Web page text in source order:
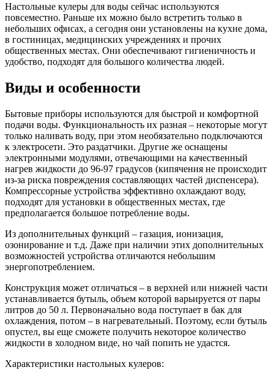
Настольные кулеры для воды сейчас используются
повсеместно. Раньше их можно было встретить только в
небольших офисах, а сегодня они установлены на кухне дома,
в гостиницах, медицинских учреждениях и прочих
общественных местах. Они обеспечивают гигиеничность и
удобство, подходят для большого количества людей.
Виды и особенности
Бытовые приборы используются для быстрой и комфортной
подачи воды. Функциональность их разная – некоторые могут
только наливать воду, при этом необязательно подключаются
к электросети. Это раздатчики. Другие же оснащены
электронными модулями, отвечающими на качественный
нагрев жидкости до 96-97 градусов (кипячения не происходит
из-за риска повреждения составляющих частей диспенсера).
Компрессорные устройства эффективно охлаждают воду,
подходят для установки в общественных местах, где
предполагается большое потребление воды.
Из дополнительных функций – газация, ионизация,
озонирование и т.д. Даже при наличии этих дополнительных
возможностей устройства отличаются небольшим
энергопотреблением.
Конструкция может отличаться – в верхней или нижней части
устанавливается бутыль, объем которой варьируется от пары
литров до 50 л. Первоначально вода поступает в бак для
охлаждения, потом – в нагревательный. Поэтому, если бутыль
опустел, вы еще сможете получить некоторое количество
жидкости в холодном виде, но чай попить не удастся.
Характеристики настольных кулеров: